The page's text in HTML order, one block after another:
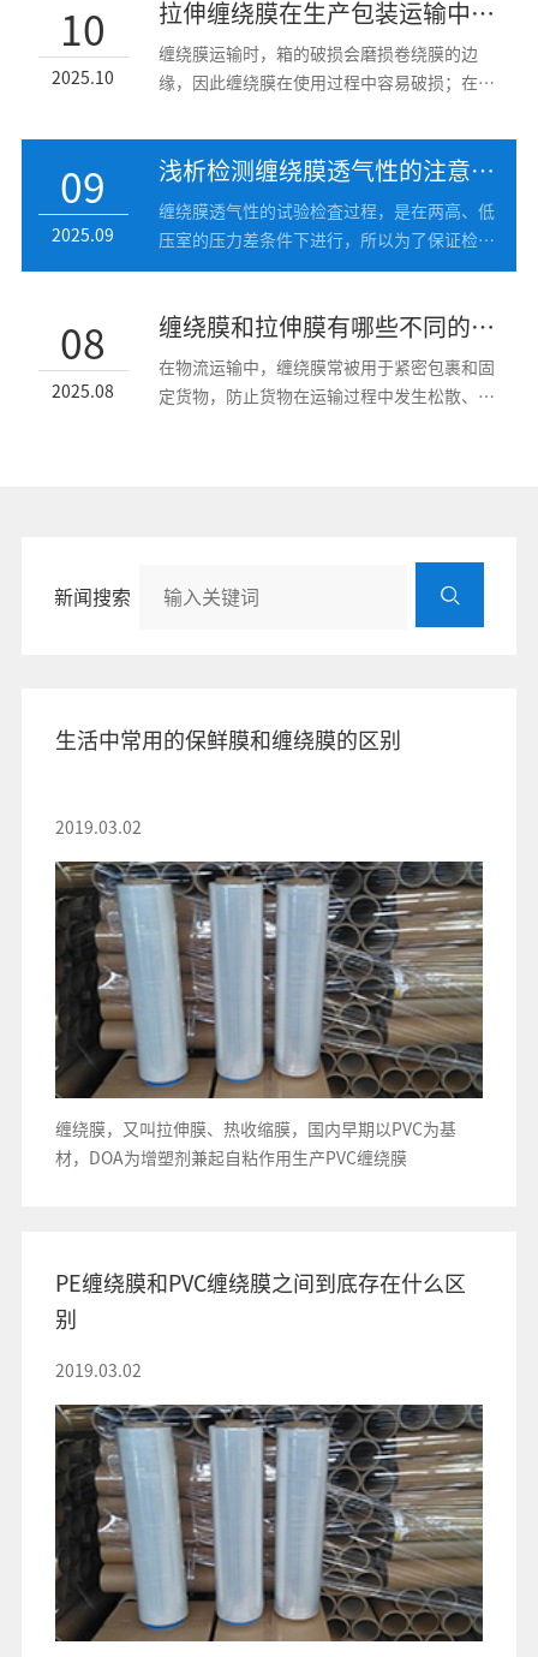
10
2025.10
拉伸缠绕膜在生产包装运输中减少使用破损率
缠绕膜运输时，箱的破损会磨损卷绕膜的边
缘，因此缠绕膜在使用过程中容易破损；在打
09
2025.09
浅析检测缠绕膜透气性的注意事项
缠绕膜透气性的试验检査过程，是在两高、低
压室的压力差条件下进行，所以为了保证检测
试验数据的准确性，一...
08
2025.08
缠绕膜和拉伸膜有哪些不同的应用场景
在物流运输中，缠绕膜常被用于紧密包裹和固
定货物，防止货物在运输过程中发生松散、倒
新闻搜索
生活中常用的保鲜膜和缠绕膜的区别
2019.03.02
缠绕膜，又叫拉伸膜、热收缩膜，国内早期以PVC为基
材，DOA为增塑剂兼起自粘作用生产PVC缠绕膜
PE缠绕膜和PVC缠绕膜之间到底存在什么区
别
2019.03.02